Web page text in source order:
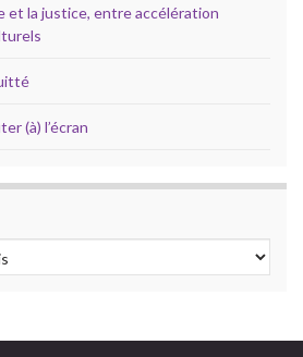
et la justice, entre accélération
(à) l’écran